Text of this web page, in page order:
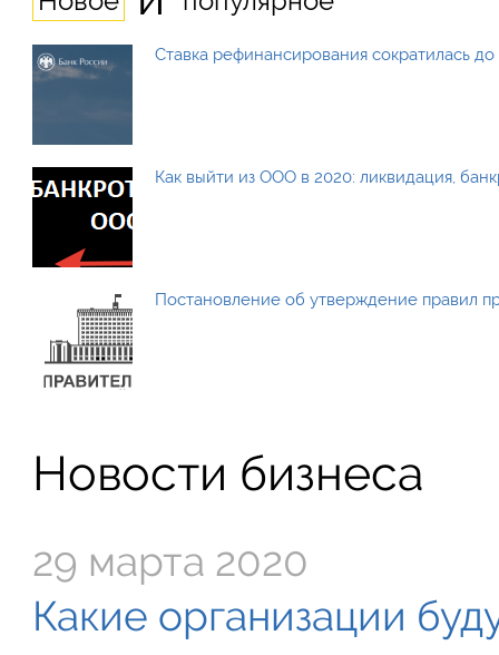
Ставка рефинансирования сократилась
Как выйти из ООО в 2020: ликвидация,
Постановление об утверждение правил
Новости бизнеса
29 марта 2020
Какие организации